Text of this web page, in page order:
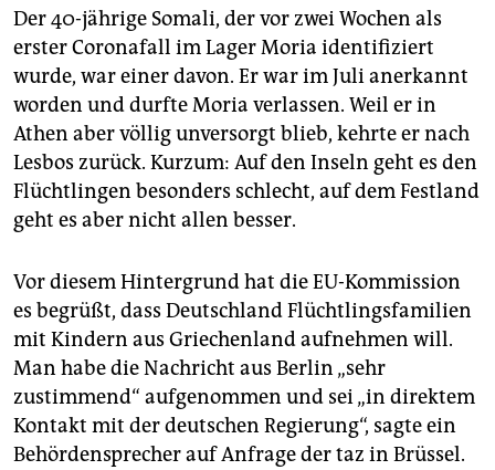
Der 40-jährige Somali, der vor zwei Wochen als
erster Coronafall im Lager Moria identifiziert
wurde, war einer davon. Er war im Juli anerkannt
worden und durfte Moria verlassen. Weil er in
Athen aber völlig unversorgt blieb, kehrte er nach
Lesbos zurück. Kurzum: Auf den Inseln geht es den
Flüchtlingen besonders schlecht, auf dem Festland
geht es aber nicht allen besser.
Vor diesem Hintergrund hat die EU-Kommission
es begrüßt, dass Deutschland Flüchtlingsfamilien
mit Kindern aus Griechenland aufnehmen will.
Man habe die Nachricht aus Berlin „sehr
zustimmend“ aufgenommen und sei „in direktem
Kontakt mit der deutschen Regierung“, sagte ein
Behördensprecher auf Anfrage der taz in Brüssel.